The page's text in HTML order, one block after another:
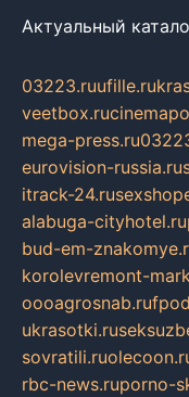
Актуальный
03223.ruufille.ru
veetbox.ru
mega-press.ru
eurovision-russia.ru
itrack-24.ru
alabuga-cityhotel.ru
bud-em-
korolevremont-
oooagrosnab.ru
ukrasotki.ru
sovratili.ru
rbc-news.ruporno-